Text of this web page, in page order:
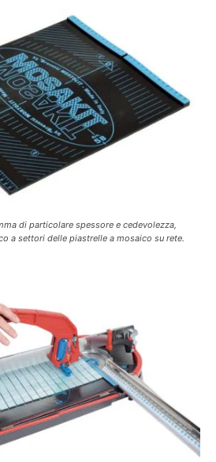
di particolare spessore e cedevolezza,
a settori delle piastrelle a mosaico su rete.